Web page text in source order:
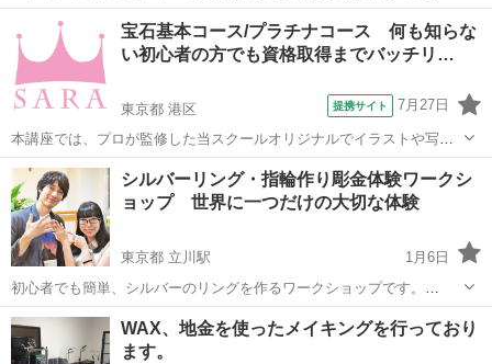
す。作り方を学べるだけで無く、ホームページ制作など起業に必要な
スキルを全て学べます 月間出席日数は決まりが無く登校したら登校し
ただけ得をするシステムです たくさん...
浜松市 遠州小松駅 彫金 ハンドメイド
宝石基本コース/プラチナコース 何も知らな
い初心者の方でも資格取得までバッチリ…
東京都 港区 提携サイト 7月27日
本講座では、プロが監修した当スクールオリジナルでイラストや写真
も添えた分かりやすいテキスト使用しています。 そのため、全く知識
が無い方からでも問題なく学ぶことができます。 プラチナコースの場
合、ご卒業と同時に資格が取得でき、...
東京 港区 彫金
シルバーリング・指輪作り彫金体験ワークシ
ョップ 世界に一つだけの大切な体験
東京都 立川駅
1月6日
初心者でも簡単、シルバーのリングを作るワークショップです。
□1mm シルバーの指輪（リング）コース（3000円〜） ・１mm の銀線
をねじりながらリングを作ったりシンプルなリングを作ったり一部を
叩いて仕上げます ...
東京 立川市 立川駅 彫金 リング
WAX、地金を使ったメイキングを行っており
ます。